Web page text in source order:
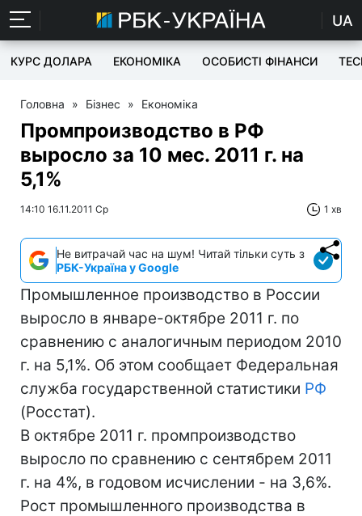
UA
КУРС ДОЛАРА ЕКОНОМІКА ОСОБИСТІ ФІНАНСИ
Головна » Бізнес » Економіка
Промпроизводство в РФ
выросло за 10 мес. 2011 г. на
5,1%
14:10 16.11.2011 Ср 1 хв
Не витрачай час на шум! Читай тільки суть з
РБК-Україна у Google
Промышленное производство в России
выросло в январе-октябре 2011 г. по
сравнению с аналогичным периодом 2010
г. на 5,1%. Об этом сообщает Федеральная
служба государственной статистики РФ
(Росстат).
В октябре 2011 г. промпроизводство
выросло по сравнению с сентябрем 2011
г. на 4%, в годовом исчислении - на 3,6%.
Рост промышленного производства в